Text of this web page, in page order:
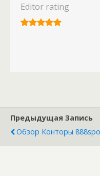
Editor rating
Предыдущая Запись
Обзор Конторы